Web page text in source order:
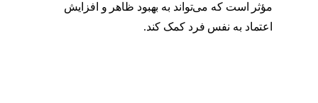
مؤثر است که می‌تواند به بهبود ظاهر و افزایش
اعتماد به نفس فرد کمک کند.